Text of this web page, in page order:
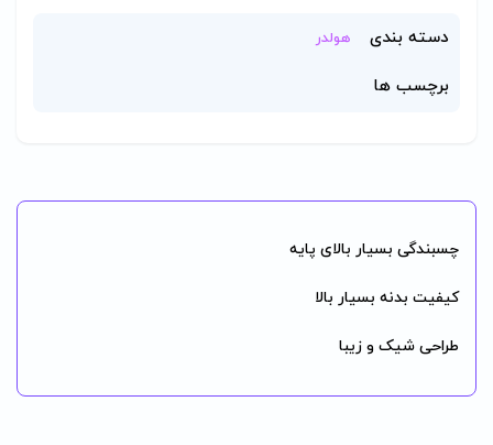
دسته بندی هولدر
برچسب ها
چسبندگی بسیار بالای پایه
کیفیت بدنه بسیار بالا
طراحی شیک و زیبا